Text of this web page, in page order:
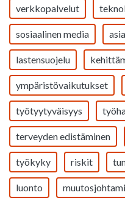
verkkopalvelut
sosiaalinen media
lastensuojelu
ympäristövaikutukset
työtyytyväisyys
terveyden edistäminen
työkyky riskit
luonto